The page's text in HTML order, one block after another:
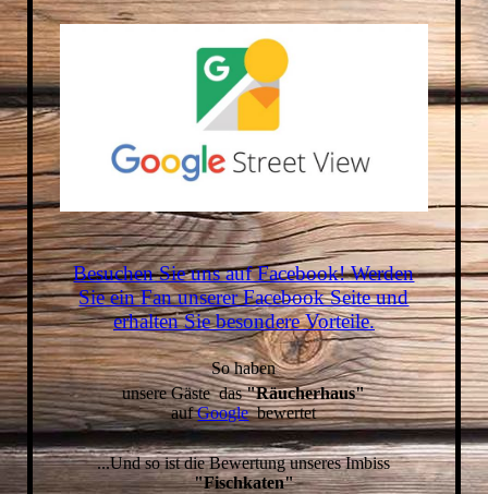
Besuchen Sie uns auf Facebook! Werden
Sie ein Fan unserer Facebook Seite und
erhalten Sie besondere Vorteile.
So haben
unsere Gäste das"Räucherhaus"
aufGooglebewertet
...Und so ist die Bewertung unseres Imbiss
"Fischkaten"